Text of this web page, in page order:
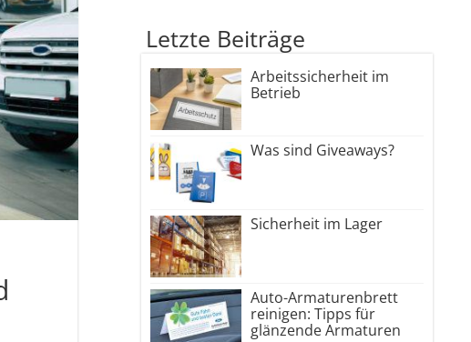
Letzte Beiträge
Arbeitssicherheit im
Betrieb
Was sind Giveaways?
Sicherheit im Lager
Auto-Armaturenbrett
reinigen: Tipps für
glänzende Armaturen